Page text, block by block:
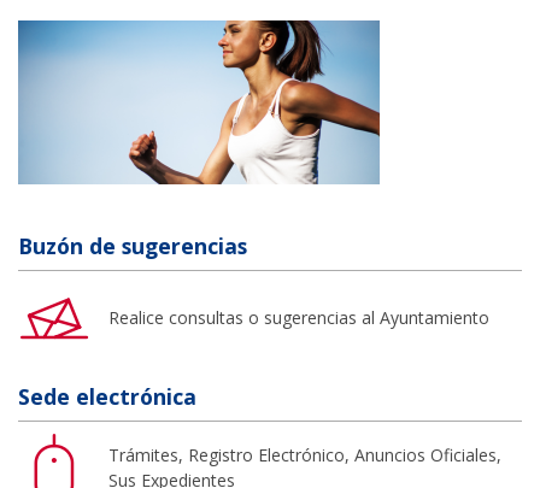
Buzón de sugerencias
Realice consultas o sugerencias al Ayuntamiento
Sede electrónica
Trámites, Registro Electrónico, Anuncios Oficiales,
Sus Expedientes